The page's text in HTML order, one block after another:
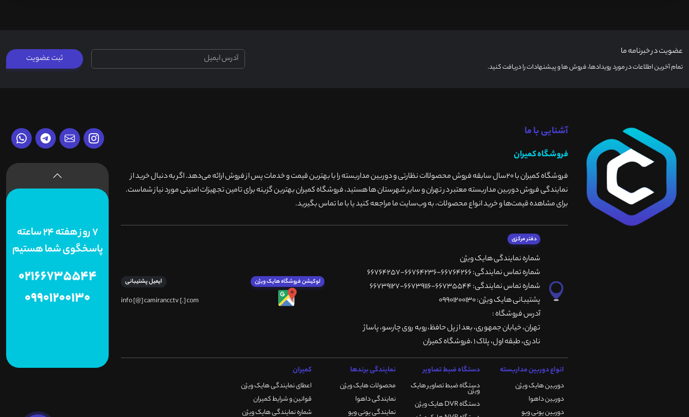
عضویت در خبرنامه ما
تمام آخرین اطلاعات در مورد رویدادها، فروش ها و پیشنهادات را دریافت کنید.
ثبت عضویت
آشنایی با ما
فروشگاه کمیران
فروشگاه کمیران با ۲۰سال سابقه فروش محصولاات نظارتی و دوربین مداربسته را با بهترین قیمت و خدمات پس از فروش ارائه می‌دهد. اگر به دنبال خرید از
نمایندگی فروش دوربین مداربسته معتبر در تهران و سایر شهرستان ها هستید، فروشگاه کمیران بهترین گزینه برای تامین تجهیزات امنیتی مورد نیاز شماست.
برای مشاهده قیمت‌ها و خرید انواع محصولات، به وب‌سایت ما مراجعه کنید یا با ما تماس بگیرید.
دفتر مرکزی
شماره نمایندگی هایک ویژن
شماره تماس نمایندگی: 66764266-66764236-66764257
شماره تماس نمایندگی: 66735544-66739116-66739127
پشتیبانی هایک ویژن: 09901200130
آدرس فروشگاه :
تهران، خيابان جمهوری، بعد از پل حافظ،روبه روی چارسو، پاساژ
نادری، طبقه اول، پلاک 1 ،فروشگاه کمیران
لوکیشن فروشگاه هایک ویژن ایمیل پشتیبانی
info [@] camirancctv [.] com
انواع دوربین مداربسته
دوربین هایک ویژن
دوربین داهوا
دوربین یونی ویو
دستگاه ضبط تصاویر
دستگاه ضبط تصاویر هایک
ویژن
دستگاه DVR هایک ویژن
نمایندگی برندها
محصولات هایک ویژن
نمایندگی داهوا
نمایندگی یونی ویو
کمیران
اعطای نمایندگی هایک ویژن
قوانین و شرایط کمیران
شماره نمایندگی هایک ویژن
7 روز هفته 24 ساعته
پاسخگوی شما هستیم
02166735544
09901200130